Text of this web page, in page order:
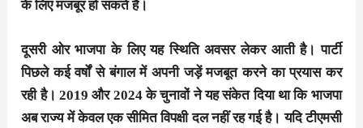
के लिए मजबूर हो सकते हैं।
दूसरी ओर भाजपा के लिए यह स्थिति अवसर लेकर आती है। पार्टी
पिछले कई वर्षों से बंगाल में अपनी जड़ें मजबूत करने का प्रयास कर
रही है। 2019 और 2024 के चुनावों ने यह संकेत दिया था कि भाजपा
अब राज्य में केवल एक सीमित विपक्षी दल नहीं रह गई है। यदि टीएमसी